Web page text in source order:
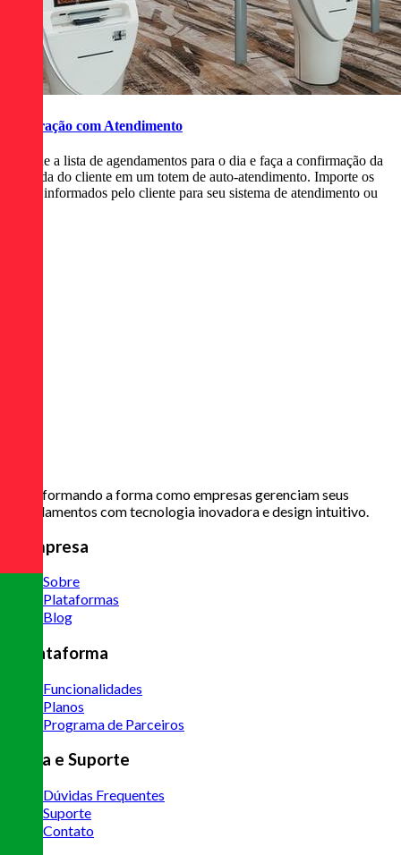
Integração com Atendimento
Busque a lista de agendamentos para o dia e faça a confirmação da
chegada do cliente em um totem de auto-atendimento. Importe os
dados informados pelo cliente para seu sistema de atendimento ou
Transformando a forma como empresas gerenciam seus
agendamentos com tecnologia inovadora e design intuitivo.
A Empresa
Sobre
Plataformas
Blog
A Plataforma
Funcionalidades
Planos
Programa de Parceiros
Ajuda e Suporte
Dúvidas Frequentes
Suporte
Contato